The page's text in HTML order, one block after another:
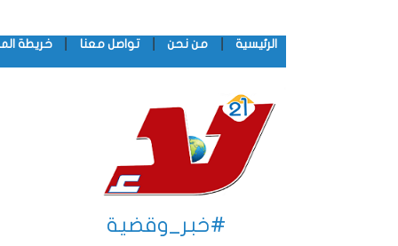
الرئيسية من نحن تواصل معنا خريطة
#خبر_وقضية